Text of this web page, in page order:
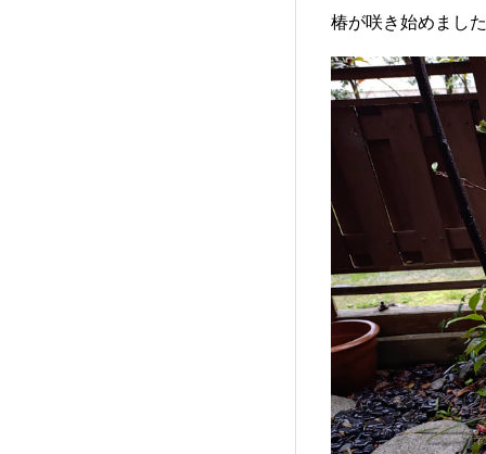
椿が咲き始めました